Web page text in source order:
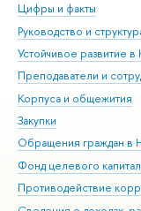
Цифры и факты
Руководство и
Устойчивое развитие
Преподаватели и
Корпуса и общежития
Закупки
Обращения граждан
Фонд целевого
Противодействие